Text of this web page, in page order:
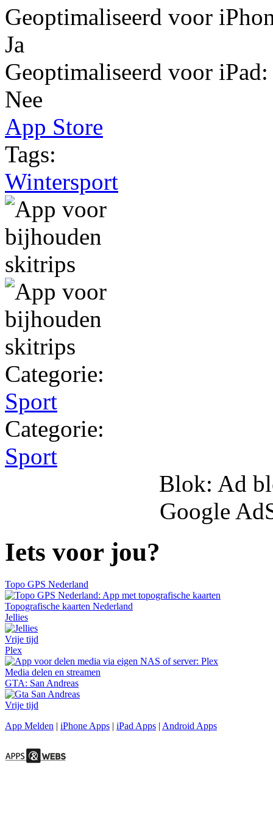
Geoptimaliseerd voor
Ja
Geoptimaliseerd voor
Nee
App Store
Tags:
Wintersport
Categorie:
Sport
Categorie:
Sport
Blok: Ad
Google
Iets voor jou?
Topo GPS Nederland
Topografische kaarten Nederland
Jellies
Vrije tijd
Plex
Media delen en streamen
GTA: San Andreas
Vrije tijd
App Melden | iPhone Apps | iPad Apps | Android Apps